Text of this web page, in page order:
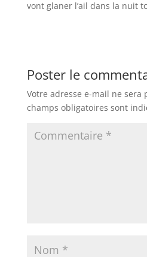
vont glaner l’ail dans la nuit
Poster le
Votre adresse e-mail ne sera
champs obligatoires sont